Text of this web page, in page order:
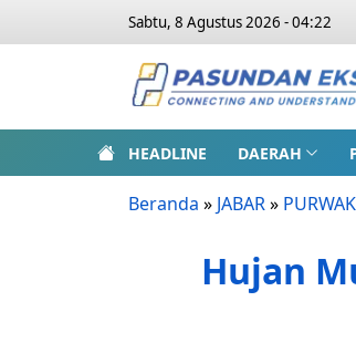
Sabtu, 8 Agustus 2026 - 04:22
HEADLINE DAERAH
Beranda » JABAR»
Hujan